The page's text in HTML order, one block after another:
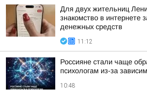
Для двух жительниц
знакомство в интернете
денежных средств
11:12
Россияне стали чаще
психологам из-за
10:48